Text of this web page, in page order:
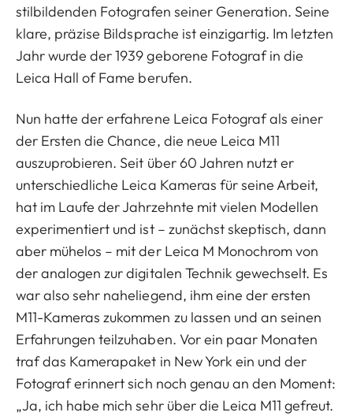
stilbildenden Fotografen seiner Generation. Seine
klare, präzise Bildsprache ist einzigartig. Im letzten
Jahr wurde der 1939 geborene Fotograf in die
Leica Hall of Fame berufen.
Nun hatte der erfahrene Leica Fotograf als einer
der Ersten die Chance, die neue Leica M11
auszuprobieren. Seit über 60 Jahren nutzt er
unterschiedliche Leica Kameras für seine Arbeit,
hat im Laufe der Jahrzehnte mit vielen Modellen
experimentiert und ist – zunächst skeptisch, dann
aber mühelos – mit der Leica M Monochrom von
der analogen zur digitalen Technik gewechselt. Es
war also sehr naheliegend, ihm eine der ersten
M11-Kameras zukommen zu lassen und an seinen
Erfahrungen teilzuhaben. Vor ein paar Monaten
traf das Kamerapaket in New York ein und der
Fotograf erinnert sich noch genau an den Moment:
„Ja, ich habe mich sehr über die Leica M11 gefreut.